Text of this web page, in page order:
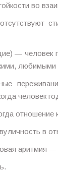
во
— человек
человек
отношение
в
аритмия